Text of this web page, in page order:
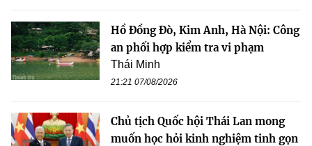
Hồ Đồng Đò, Kim Anh, Hà Nội: Công
an phối hợp kiểm tra vi phạm
Thái Minh
21:21 07/08/2026
Chủ tịch Quốc hội Thái Lan mong
muốn học hỏi kinh nghiệm tinh gọn